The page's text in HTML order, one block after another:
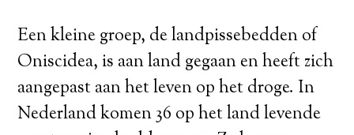
Een kleine groep, de landpissebedden of
Oniscidea, is aan land gegaan en heeft zich
aangepast aan het leven op het droge. In
Nederland komen 36 op het land levende